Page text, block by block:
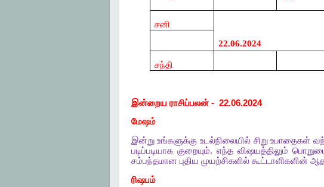
சனி
22.06.2024
சந்தி
இன்றைய ராசிப்பலன்- 22.06.2024
மேஷம்
இன்று உங்களுக்கு உடல்நிலையில் சிறு உபாதைகள்
படிப்படியாக குறையும். எந்த விஷயத்திலும்
சம்பந்தமான புதிய முயற்சிகளில் கூட்டாளிகளின்
ரிஷபம்